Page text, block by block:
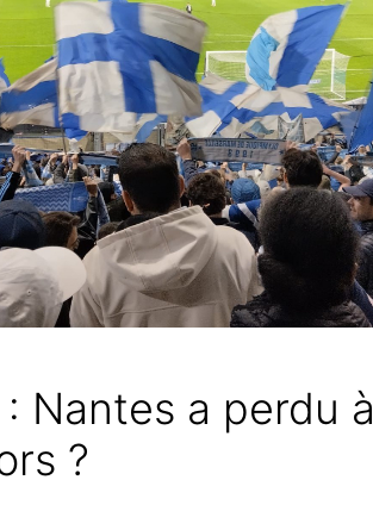
Nantes a perdu à
?